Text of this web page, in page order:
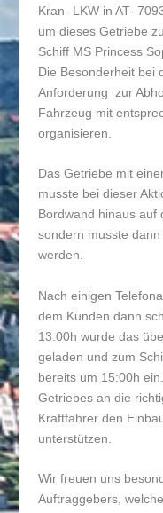
Kran- LKW in AT-
um dieses Getriebe
Schiff MS Princess
Die Besonderheit bei
Anforderung zur
Fahrzeug mit
organisieren.
Das Getriebe mit
musste bei dieser
Bordwand hinaus auf
sondern musste
werden.
Nach einigen
dem Kunden dann
13:00h wurde das
geladen und zum
bereits um 15:00h
Getriebes an die
Kraftfahrer den
unterstützen.
Wir freuen uns
Auftraggebers,